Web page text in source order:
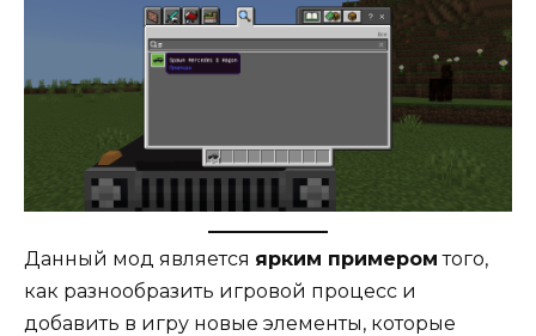
Данный мод является ярким примером того,
как разнообразить игровой процесс и
добавить в игру новые элементы, которые